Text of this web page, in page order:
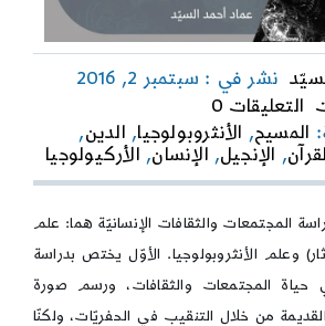
نشر في : سبتمبر 2, 2016
التعليقات 0
دراسة
الأنثروبولوجيا
من
وجهة
نظر
الدين
المسيح, الأنثروبولوجيا, الدين,
, الإنجيل, الإنسان, الأركيولوجيا
المجتمعات والثقافات الإنسانيّة هما: علم
وعلم الأنثروبولوجيا. الأوّل يختص بدراسة
حياة المجتمعات والثقافات، ورسم صورة
من خلال التنقيب في الحفريّات، ولكنّا